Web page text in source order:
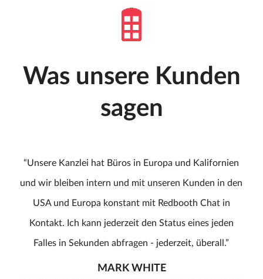
Was unsere Kunden
sagen
Unsere Kanzlei hat Büros in Europa und Kalifornien
und wir bleiben intern und mit unseren Kunden in den
USA und Europa konstant mit Redbooth Chat in
Kontakt. Ich kann jederzeit den Status eines jeden
Falles in Sekunden abfragen - jederzeit, überall.
MARK WHITE